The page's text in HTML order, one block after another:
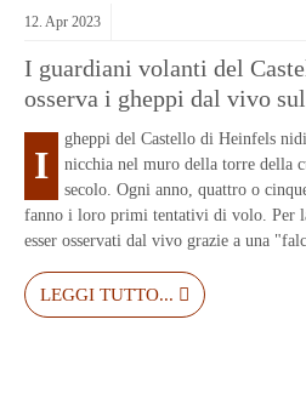
12. Apr 2023
I guardiani volanti del
osserva i gheppi dal vivo
I
gheppi del Castello di Heinfels
nicchia nel muro della torre della
secolo. Ogni anno, quattro o
fanno i loro primi tentativi di volo. Per
esser osservati dal vivo grazie a una
LEGGI TUTTO...